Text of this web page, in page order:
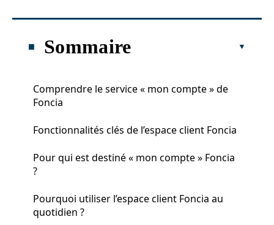
Sommaire
Comprendre le service « mon compte » de
Foncia
Fonctionnalités clés de l’espace client Foncia
Pour qui est destiné « mon compte » Foncia
?
Pourquoi utiliser l’espace client Foncia au
quotidien ?